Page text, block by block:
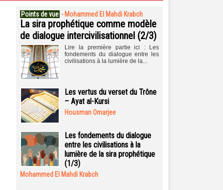
Points de vue - Mohammed El Mahdi Krabch
La sira prophétique comme modèle
de dialogue intercivilisationnel (2/3)
Lire la première partie ici : Les
fondements du dialogue entre les
civilisations à la lumière de la...
Les vertus du verset du Trône
– Ayat al-Kursi
Housman Omarjee
Les fondements du dialogue
entre les civilisations à la
lumière de la sira prophétique
(1/3)
Mohammed El Mahdi Krabch